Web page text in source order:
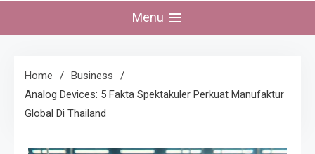
Menu
Home
Business
Analog Devices: 5 Fakta Spektakuler Perkuat Manufaktur
Global Di Thailand